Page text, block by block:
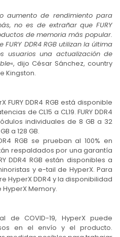
aumento de rendimiento para
no es de extrañar que FURY
de memoria más popular.
DDR4 RGB utilizan la última
usuarios una actualización de
«, dijo César Sánchez, country
Kingston.
DDR4 RGB está disponible
de CL15 a CL19. FURY DDR4
individuales de 8 GB a 32
a 128 GB.
RGB se prueban al 100% en
respaldados por una garantía
DDR4 RGB están disponibles a
y e-tail de HyperX. Para
HyperX DDR4 y la disponibilidad
Memory.
de COVID-19, HyperX puede
en el envío y el producto.